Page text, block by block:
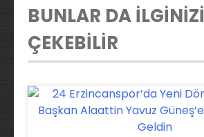
BUNLAR DA İLGİNİZİ
ÇEKEBİLİR